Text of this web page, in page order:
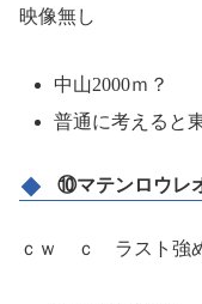
映像無し
中山2000ｍ？
普通に考えると
⑩マテンロウレ
ｃｗ ｃ ラスト強め